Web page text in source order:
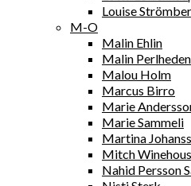
Louise
M-O
Malin Ehlin
Malin Perlheden
Malou Holm
Marcus Birro
Marie
Marie Sammeli
Martina
Mitch
Nahid Persson